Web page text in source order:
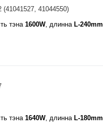
41044550)
тэна 1600W, длиннаL-240mm
тэна 1640W, длиннаL-180mm